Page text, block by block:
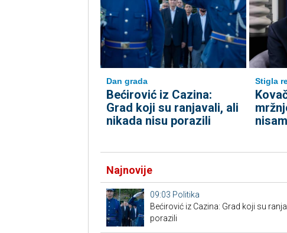
Dan grada
Bećirović iz Cazina:
Grad koji su ranjavali, ali
nikada nisu porazili
Stigla
Najnovije
09:03 Politika
Bećirović iz Cazina: Grad koji su
porazili